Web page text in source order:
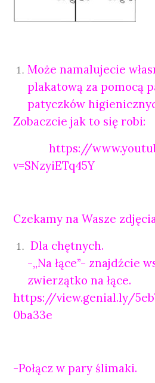
Może namalujecie
plakatową za pomocą
patyczków
Zobaczcie jak to się robi:
https://
v=SNzyiETq45Y
Czekamy na Wasze
Dla chętnych.
-,,Na łące”- znajdźcie
zwierzątko na łące.
https://view.genial.ly/
0ba33e
-Połącz w pary ślimaki.